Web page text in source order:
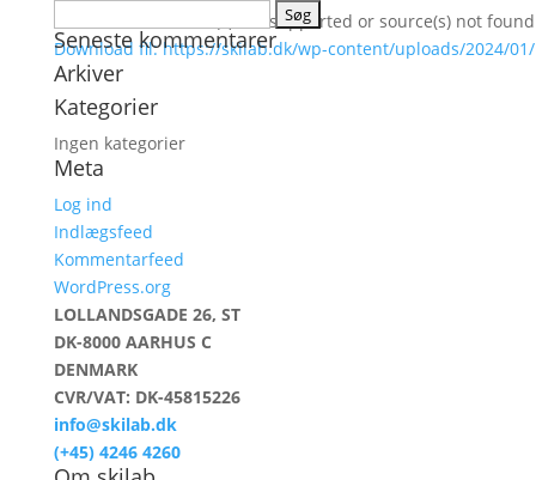
Media error: Format(s) not supported or source(s) not found
Download fil: https://skilab.dk/wp-content/uploads/2024/01/
efter:
Seneste kommentarer
Arkiver
Kategorier
Ingen kategorier
Meta
Log ind
Indlægsfeed
Kommentarfeed
WordPress.org
LOLLANDSGADE 26, ST
DK-8000 AARHUS C
DENMARK
CVR/VAT: DK-45815226
info@skilab.dk
(+45) 4246 4260